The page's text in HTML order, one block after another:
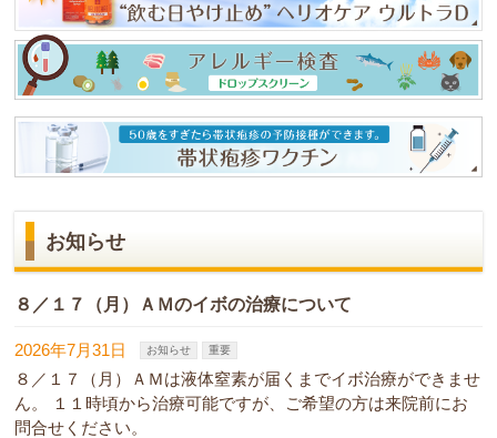
お知らせ
８／１７（月）ＡＭのイボの治療について
2026年7月31日 お知らせ 重要
８／１７（月）ＡＭは液体窒素が届くまでイボ治療ができませ
ん。 １１時頃から治療可能ですが、ご希望の方は来院前にお
問合せください。